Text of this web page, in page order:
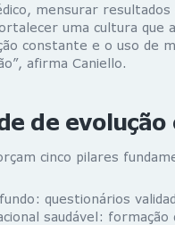
mensurar
uma cultura
constante e o uso de
afirma Caniello.
de evolução
cinco pilares
questionários
saudável: